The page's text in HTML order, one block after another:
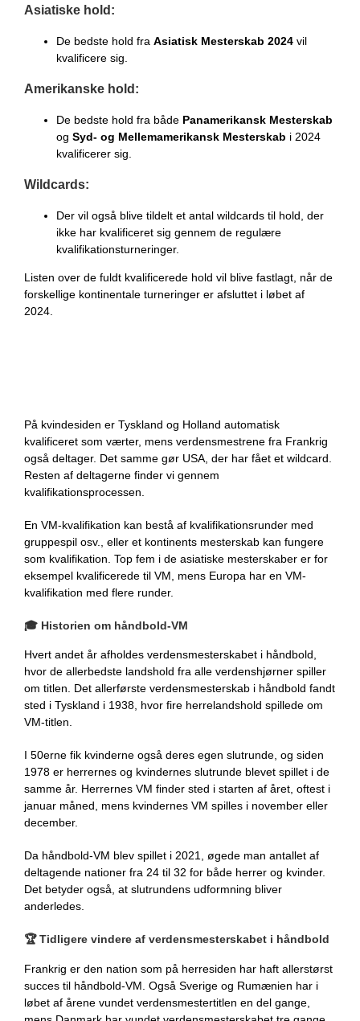
Asiatiske hold:
De bedste hold fra Asiatisk Mesterskab 2024 vil
kvalificere sig.
Amerikanske hold:
De bedste hold fra både Panamerikansk Mesterskab
og Syd- og Mellemamerikansk Mesterskab i 2024
kvalificerer sig.
Wildcards:
Der vil også blive tildelt et antal wildcards til hold, der
ikke har kvalificeret sig gennem de regulære
kvalifikationsturneringer.
Listen over de fuldt kvalificerede hold vil blive fastlagt, når de
forskellige kontinentale turneringer er afsluttet i løbet af
2024.
På kvindesiden er Tyskland og Holland automatisk
kvalificeret som værter, mens verdensmestrene fra Frankrig
også deltager. Det samme gør USA, der har fået et wildcard.
Resten af deltagerne finder vi gennem
kvalifikationsprocessen.
En VM-kvalifikation kan bestå af kvalifikationsrunder med
gruppespil osv., eller et kontinents mesterskab kan fungere
som kvalifikation. Top fem i de asiatiske mesterskaber er for
eksempel kvalificerede til VM, mens Europa har en VM-
kvalifikation med flere runder.
🎓 Historien om håndbold-VM
Hvert andet år afholdes verdensmesterskabet i håndbold,
hvor de allerbedste landshold fra alle verdenshjørner spiller
om titlen. Det allerførste verdensmesterskab i håndbold fandt
sted i Tyskland i 1938, hvor fire herrelandshold spillede om
VM-titlen.
I 50erne fik kvinderne også deres egen slutrunde, og siden
1978 er herrernes og kvindernes slutrunde blevet spillet i de
samme år. Herrernes VM finder sted i starten af året, oftest i
januar måned, mens kvindernes VM spilles i november eller
december.
Da håndbold-VM blev spillet i 2021, øgede man antallet af
deltagende nationer fra 24 til 32 for både herrer og kvinder.
Det betyder også, at slutrundens udformning bliver
anderledes.
🏆Tidligere vindere af verdensmesterskabet i håndbold
Frankrig er den nation som på herresiden har haft allerstørst
succes til håndbold-VM. Også Sverige og Rumænien har i
løbet af årene vundet verdensmestertitlen en del gange,